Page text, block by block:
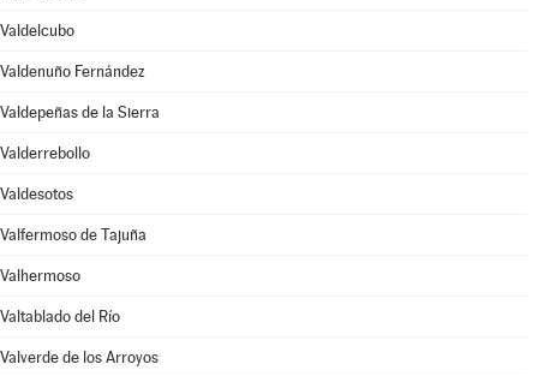
Valdelcubo
Valdenuño Fernández
Valdepeñas de la Sierra
Valderrebollo
Valdesotos
Valfermoso de Tajuña
Valhermoso
Valtablado del Río
Valverde de los Arroyos